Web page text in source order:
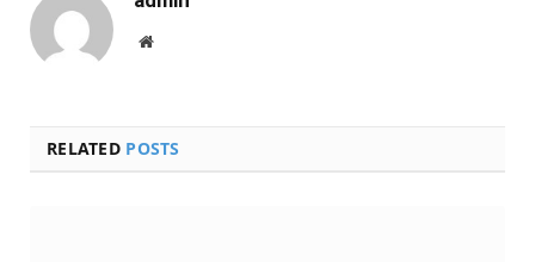
Website
RELATED POSTS